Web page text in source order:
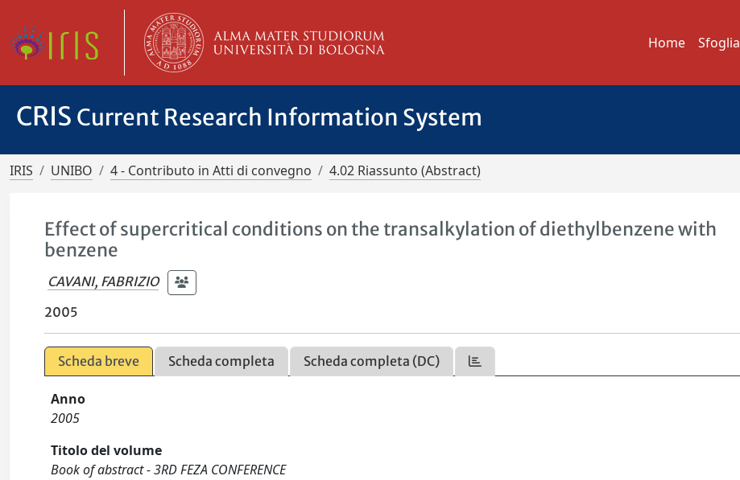
Home Sfoglia
CRIS Current Research Information System
IRIS UNIBO 4 - Contributo in Atti di convegno 4.02 Riassunto (Abstract)
Effect of supercritical conditions on the transalkylation of diethylbenzene with
benzene
CAVANI, FABRIZIO
2005
Scheda breve Scheda completa Scheda completa (DC)
Anno
2005
Titolo del volume
Book of abstract - 3RD FEZA CONFERENCE